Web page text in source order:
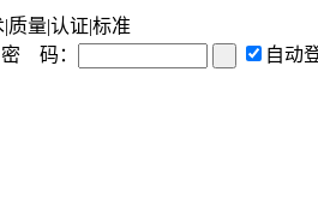
质量|认证|标准
密 码：
自动